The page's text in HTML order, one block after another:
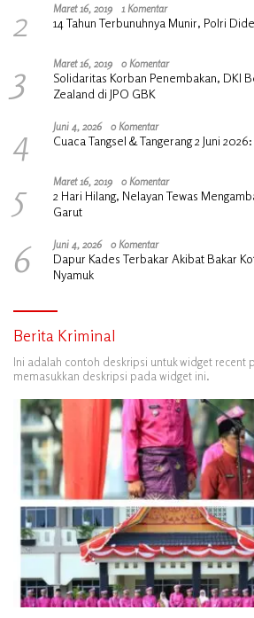
2 Maret 16, 2019 1 Komentar
14 Tahun Terbunuhnya Munir, Polri
3 Maret 16, 2019 0 Komentar
Solidaritas Korban Penembakan, DKI
Zealand di JPO GBK
4 Juni 4, 2026 0 Komentar
Cuaca Tangsel & Tangerang 2 Juni
5 Maret 16, 2019 0 Komentar
2 Hari Hilang, Nelayan Tewas
Garut
6 Juni 4, 2026 0 Komentar
Dapur Kades Terbakar Akibat Bakar
Nyamuk
Berita Kriminal
Ini adalah contoh deskripsi untuk widget recent
memasukkan deskripsi pada widget ini.